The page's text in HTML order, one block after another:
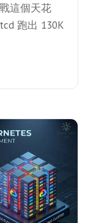
這個天花
跑出 130K